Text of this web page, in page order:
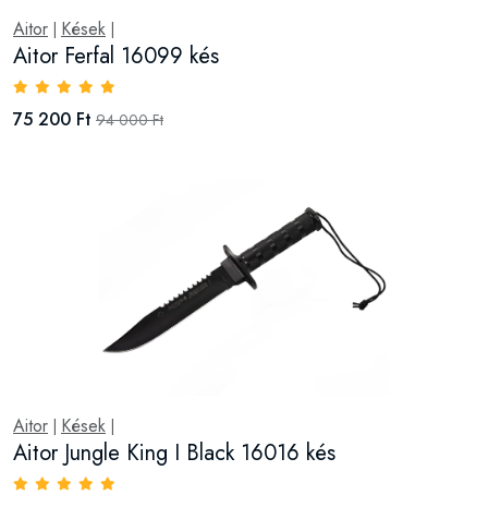
Aitor | Kések |
Aitor Ferfal 16099 kés
75 200 Ft 94 000 Ft
Aitor | Kések |
Aitor Jungle King I Black 16016 kés